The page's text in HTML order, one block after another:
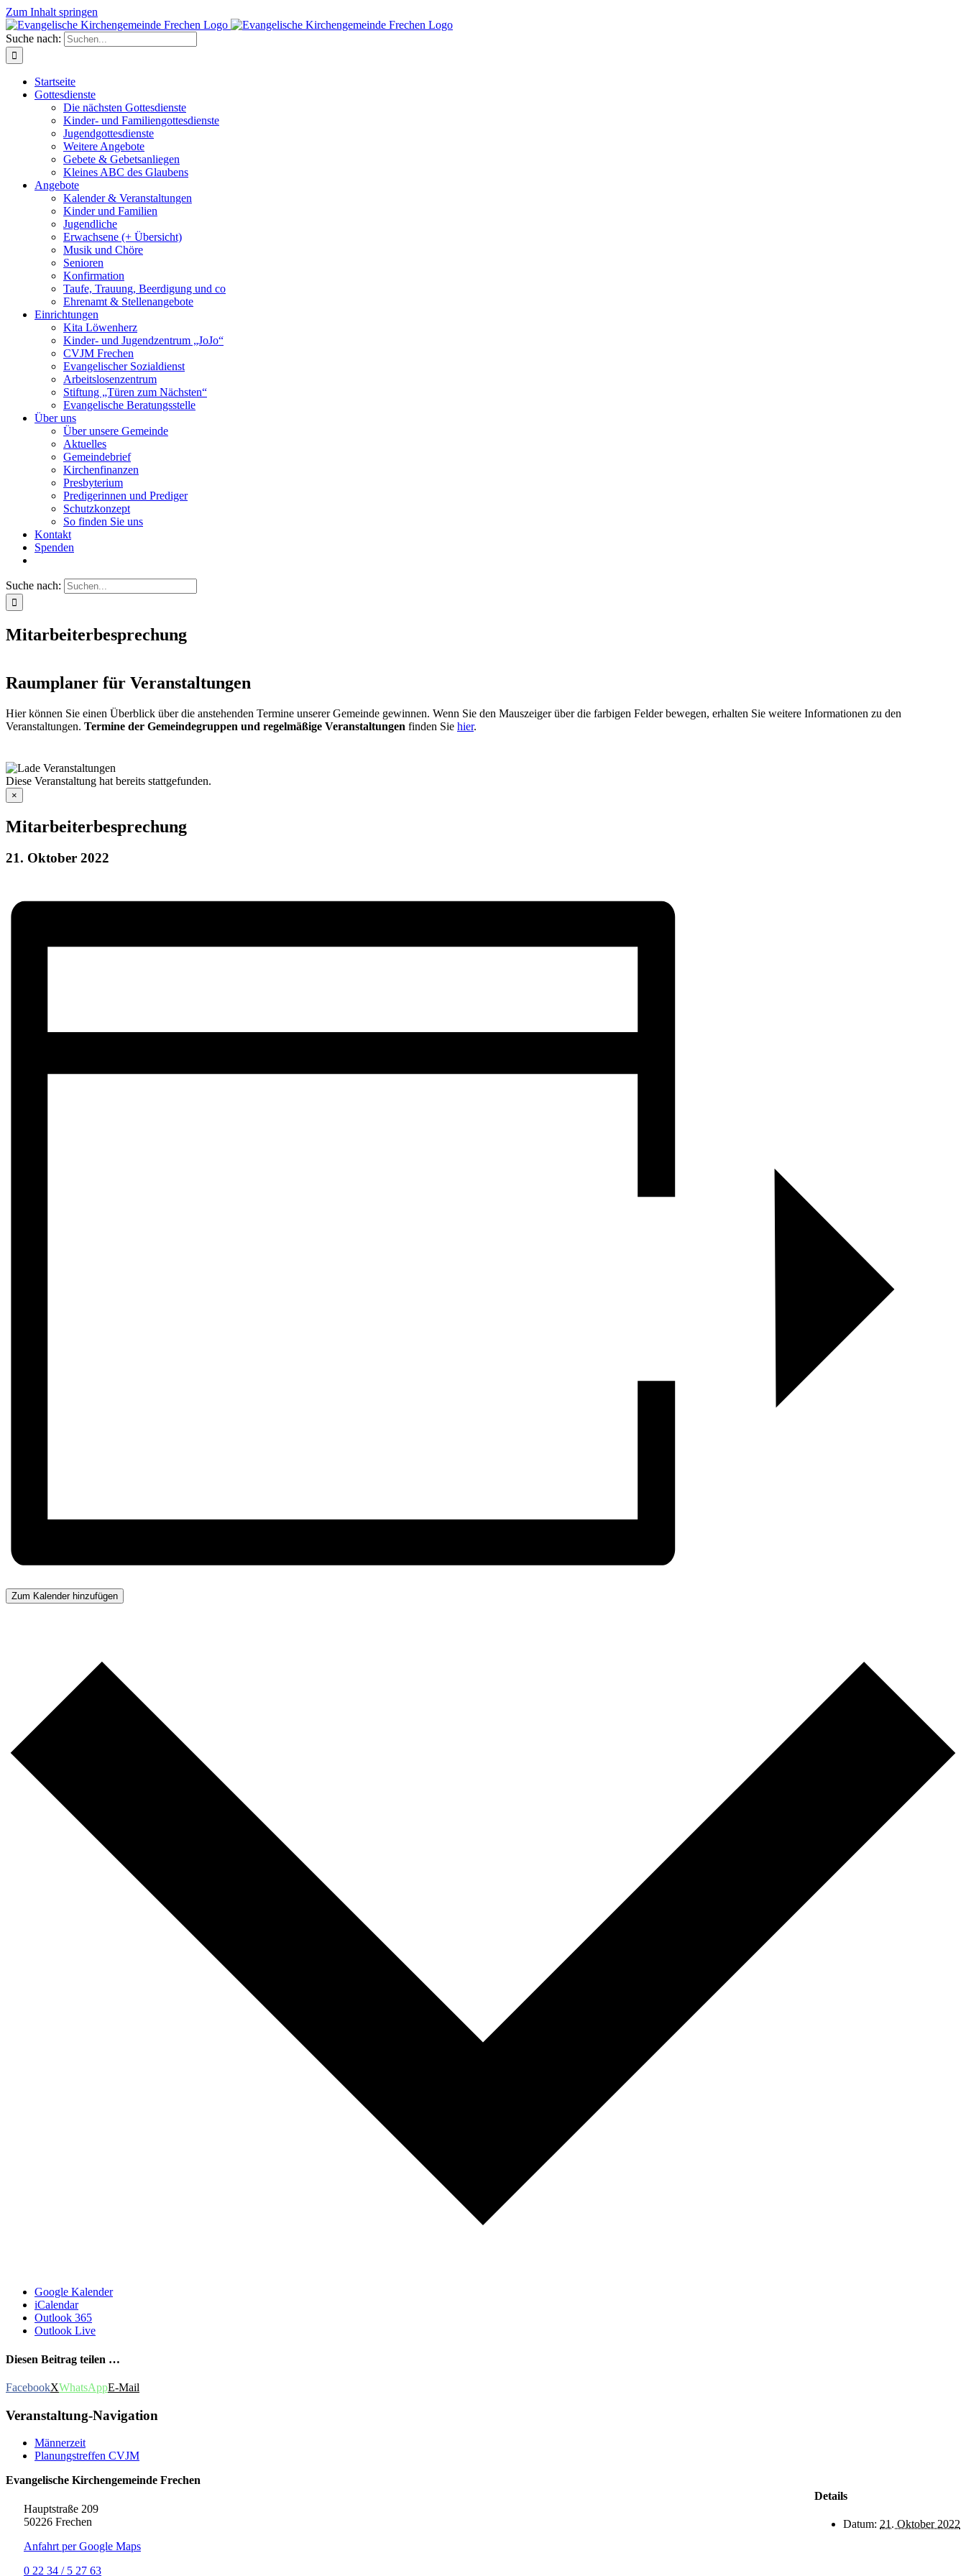
Zum Inhalt springen
Suche nach:
Startseite
Gottesdienste
Die nächsten Gottesdienste
Kinder- und Familiengottesdienste
Jugendgottesdienste
Weitere Angebote
Gebete & Gebetsanliegen
Kleines ABC des Glaubens
Angebote
Kalender & Veranstaltungen
Kinder und Familien
Jugendliche
Erwachsene (+ Übersicht)
Musik und Chöre
Senioren
Konfirmation
Taufe, Trauung, Beerdigung und co
Ehrenamt & Stellenangebote
Einrichtungen
Kita Löwenherz
Kinder- und Jugendzentrum „JoJo“
CVJM Frechen
Evangelischer Sozialdienst
Arbeitslosenzentrum
Stiftung „Türen zum Nächsten“
Evangelische Beratungsstelle
Über uns
Über unsere Gemeinde
Aktuelles
Gemeindebrief
Kirchenfinanzen
Presbyterium
Predigerinnen und Prediger
Schutzkonzept
So finden Sie uns
Kontakt
Spenden
Suche nach:
Mitarbeiterbesprechung
Raumplaner für Veranstaltungen
Hier können Sie einen Überblick über die anstehenden Termine unserer Gemeinde gewinnen. Wenn Sie den Mauszeiger über die farbigen Felder bewegen, erhalten Sie weitere Informationen zu den
Veranstaltungen. Termine der Gemeindegruppen und regelmäßige Veranstaltungen finden Sie hier.
Diese Veranstaltung hat bereits stattgefunden.
×
Mitarbeiterbesprechung
21. Oktober 2022
Zum Kalender hinzufügen
Google Kalender
iCalendar
Outlook 365
Outlook Live
Diesen Beitrag teilen …
FacebookXWhatsAppE-Mail
Veranstaltung-Navigation
Männerzeit
Planungstreffen CVJM
Details
Datum: 21. Oktober 2022
Evangelische Kirchengemeinde Frechen
Hauptstraße 209
50226 Frechen
Anfahrt per Google Maps
0 22 34 / 5 27 63